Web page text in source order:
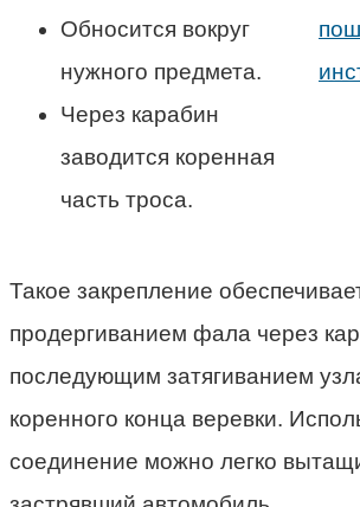
Обносится вокруг
нужного предмета.
Через карабин
заводится коренная
часть троса.
Такое закрепление
продергиванием фала через
последующим затягиванием
коренного конца веревки.
соединение можно легко